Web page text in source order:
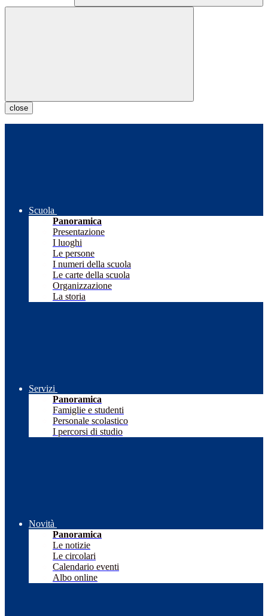
close
Scuola
Panoramica
Presentazione
I luoghi
Le persone
I numeri della scuola
Le carte della scuola
Organizzazione
La storia
Servizi
Panoramica
Famiglie e studenti
Personale scolastico
I percorsi di studio
Novità
Panoramica
Le notizie
Le circolari
Calendario eventi
Albo online